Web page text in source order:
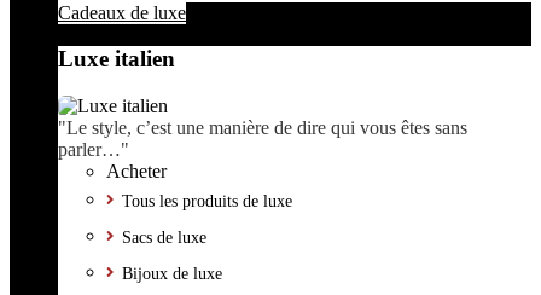
Cadeaux de luxe
Luxe italien
"Le style, c’est une manière de dire qui vous êtes sans
parler…"
Acheter
Tous les produits de luxe
Sacs de luxe
Bijoux de luxe